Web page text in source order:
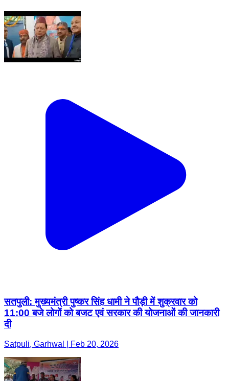
सतपुली: मुख्यमंत्री पुष्कर सिंह धामी ने पौड़ी में शुक्रवार को
11:00 बजे लोगों को बजट एवं सरकार की योजनाओं की जानकारी
दी
Satpuli, Garhwal | Feb 20, 2026